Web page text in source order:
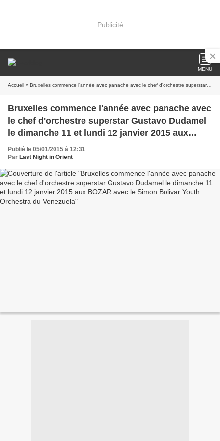
Publicité
MENU
Accueil » Bruxelles commence l'année avec panache avec le chef d'orchestre superstar Gustavo Dudamel le dimanche 11 et lundi 12 janvier 2015 aux BOZAR avec le Simon Bolivar Youth Orchestra du Venezuela
Bruxelles commence l'année avec panache avec
le chef d'orchestre superstar Gustavo Dudamel
le dimanche 11 et lundi 12 janvier 2015 aux
BOZAR avec le Simon Bolivar Youth Orchestra
du Venezuela
Publié le 05/01/2015 à 12:31
Par Last Night in Orient